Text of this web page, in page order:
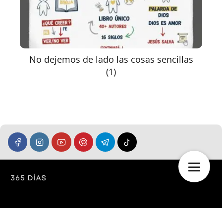
No dejemos de lado las cosas sencillas
(1)